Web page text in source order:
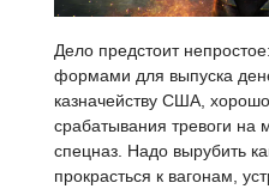
Дело предстоит
формами для выпуска
казначейству США,
срабатывания тревоги на
спецназ. Надо вырубить
прокрасться к вагонам,